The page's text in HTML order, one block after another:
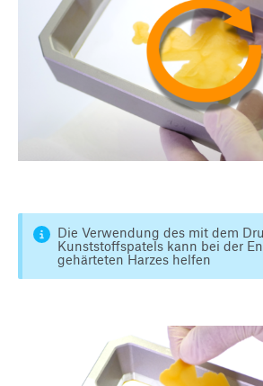
Die Verwendung des mit dem
Kunststoffspatels kann bei der
gehärteten Harzes helfen